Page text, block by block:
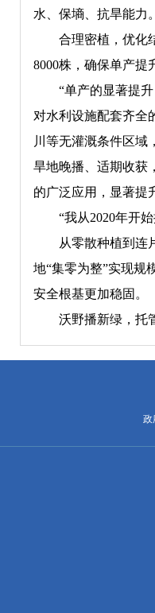
水、保墒、抗旱能力。
合理密植，优化
8000株，确保单产提
“单产的显著提
对水利设施配套齐全
川等无灌溉条件区域
旱地晚播、适期收获
的广泛应用，显著提
“我从2020年开
从零散种植到连
地“集零为整”实现规
安全根基更加稳固。
沃野播新绿，托
政